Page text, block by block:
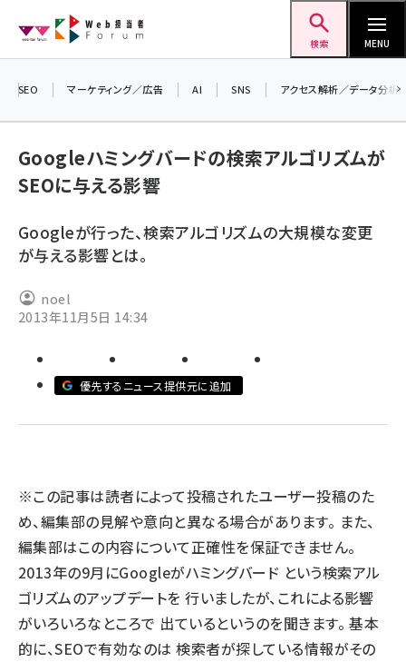
ン
検索 MENU
ai (2804)
z世代 (1622)
SEO マーケティング／広告 AI SNS アクセス解析／データ分析
Googleハミングバードの検索アルゴリズムが
SEOに与える影響
Googleが行った、検索アルゴリズムの大規模な変更
が与える影響とは。
noel
2013年11月5日 14:34
優先するニュース提供元に追加
※この記事は読者によって投稿されたユーザー投稿のた
め、編集部の見解や意向と異なる場合があります。 また、
編集部はこの内容について正確性を保証できません。
2013年の9月にGoogleがハミングバード という検索アル
ゴリズムのアップデートを 行いましたが、これによる影響
がいろいろなところで 出ているというのを聞きます。 基本
的に、SEOで有効なのは 検索者が探している情報がその
差し